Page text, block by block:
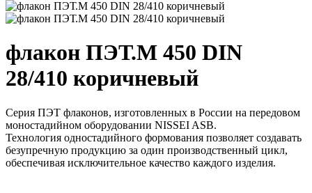
флакон ПЭТ.М 450 DIN
28/410 коричневый
Серия ПЭТ флаконов, изготовленных в России на передовом
моностадийном оборудовании NISSEI ASB.
Технология одностадийного формования позволяет создавать
безупречную продукцию за один производственный цикл,
обеспечивая исключительное качество каждого изделия.